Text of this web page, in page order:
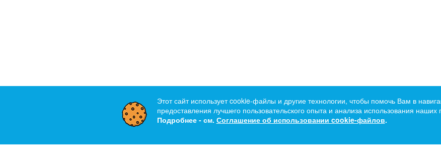
Этот сайт использует cookie-файлы и другие технологии, чтобы помочь Вам в
предоставления лучшего пользовательского опыта и анализа использования наших
Подробнее - см. Соглашение об использовании cookie-файлов.